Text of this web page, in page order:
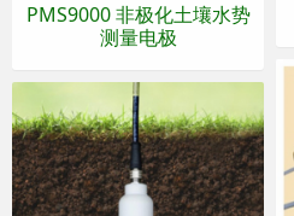
PMS9000 非极化土壤水势
测量电极